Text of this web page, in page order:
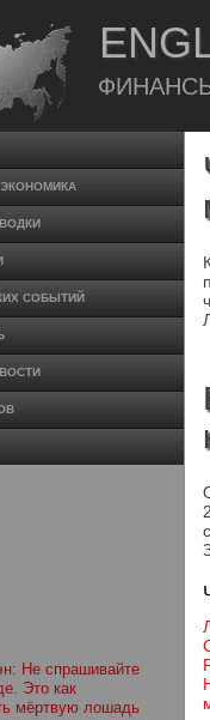
СОБЫТИЙ
Не спрашивайте
Это как
мёртвую лошадь